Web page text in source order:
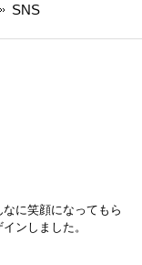
SNS
に笑顔になってもら
ンしました。